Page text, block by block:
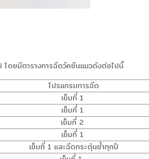
ดยมีตารางการฉีดวัคซีนแมวดังต่อไปนี้
โปรแกรมการฉีด
เข็มที่ 1
เข็มที่ 1
เข็มที่ 2
เข็มที่ 1
เข็มที่ 1 และฉีดกระตุ้นซ้ำทุกปี